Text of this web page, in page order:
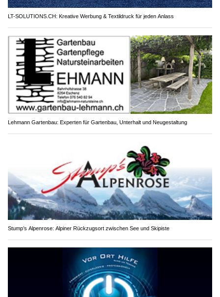
LT-SOLUTIONS.CH: Kreative Werbung & Textildruck für jeden Anlass
Lehmann Gartenbau: Experten für Gartenbau, Unterhalt und Neugestaltung
Stump’s Alpenrose: Alpiner Rückzugsort zwischen See und Skipiste